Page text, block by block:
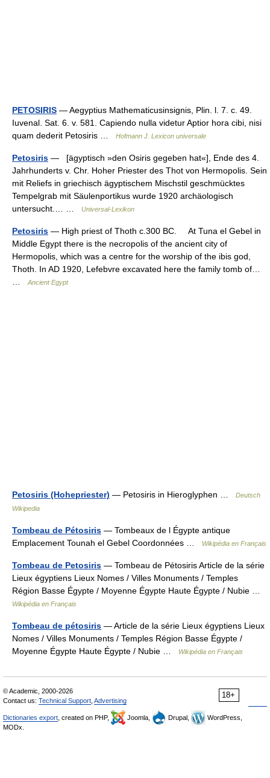
PETOSIRIS — Aegyptius Mathematicusinsignis, Plin. l. 7. c. 49.
Iuvenal. Sat. 6. v. 581. Capiendo nulla videtur Aptior hora cibi, nisi
quam dederit Petosiris …
Hofmann J. Lexicon universale
Petosiris — [ägyptisch »den Osiris gegeben hat«], Ende des 4.
Jahrhunderts v. Chr. Hoher Priester des Thot von Hermopolis. Sein
mit Reliefs in griechisch ägyptischem Mischstil geschmücktes
Tempelgrab mit Säulenportikus wurde 1920 archäologisch
untersucht.… …
Universal-Lexikon
Petosiris — High priest of Thoth c.300 BC. At Tuna el Gebel in
Middle Egypt there is the necropolis of the ancient city of
Hermopolis, which was a centre for the worship of the ibis god,
Thoth. In AD 1920, Lefebvre excavated here the family tomb of…
Ancient Egypt
Petosiris (Hohepriester) — Petosiris in Hieroglyphen …
Deutsch
Wikipedia
Tombeau de Pétosiris — Tombeaux de l Égypte antique
Emplacement Tounah el Gebel Coordonnées …
Wikipédia en Français
Tombeau de Petosiris — Tombeau de Pétosiris Article de la série
Lieux égyptiens Lieux Nomes / Villes Monuments / Temples
Région Basse Égypte / Moyenne Égypte Haute Égypte / Nubie …
Wikipédia en Français
Tombeau de pétosiris — Article de la série Lieux égyptiens Lieux
Nomes / Villes Monuments / Temples Région Basse Égypte /
Moyenne Égypte Haute Égypte / Nubie …
Wikipédia en Français
18+
© Academic, 2000-2026
Contact us: Technical Support Advertising
Dictionaries export , created on PHP, Joomla, Drupal,
WordPress,
MODx.